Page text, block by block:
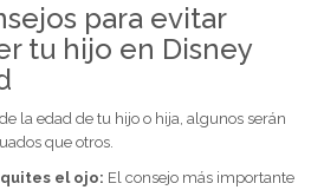
para evitar
tu hijo en Disney
la edad de tu hijo o hija, algunos serán
que otros.
el ojo: El consejo más importante